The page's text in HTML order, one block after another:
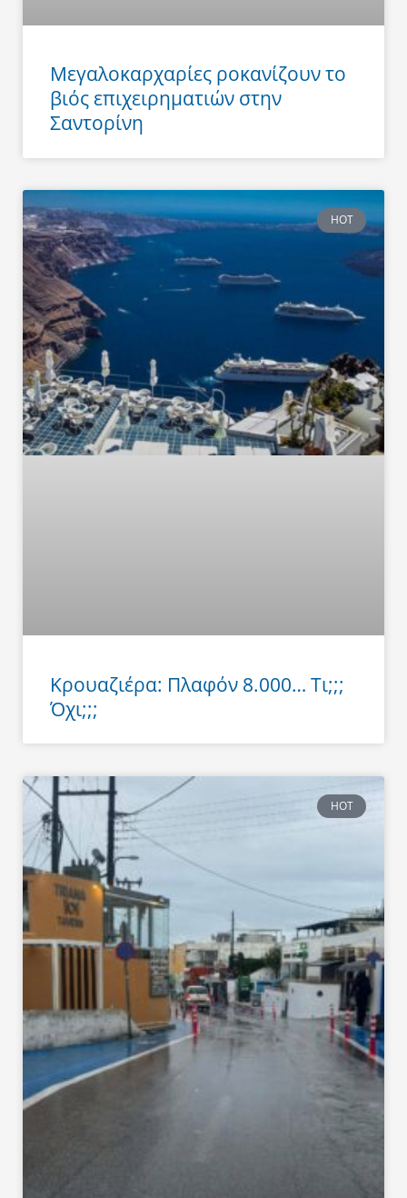
Μεγαλοκαρχαρίες ροκανίζουν το
βιός επιχειρηματιών στην
Σαντορίνη
HOT
Κρουαζιέρα: Πλαφόν 8.000… Τι;;;
Όχι;;;
HOT